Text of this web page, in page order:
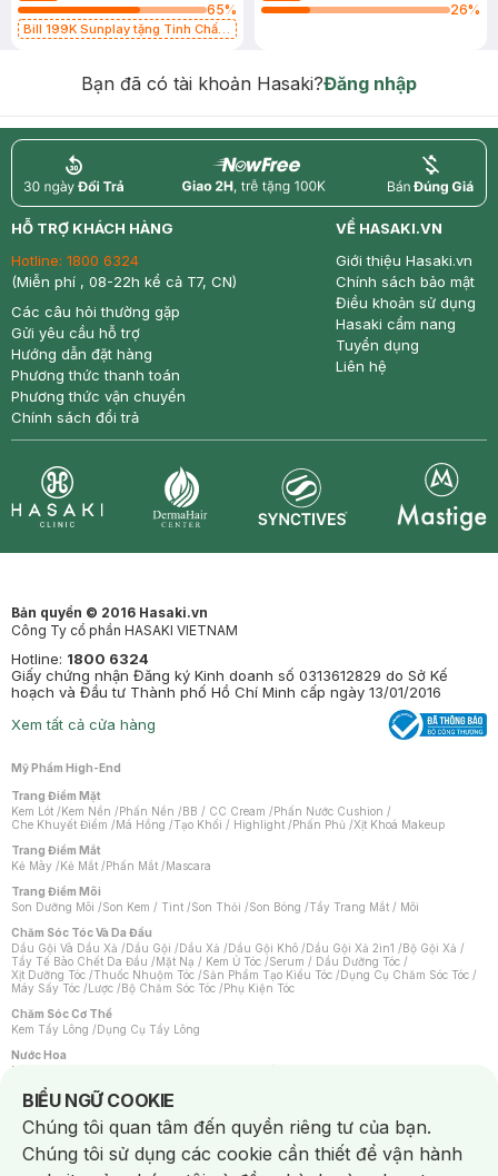
65%
Bill 199K Sunplay tặng Tinh Chất
26%
Bạn đã có tài khoản Hasaki?Đăng nhập
return nowfree price
HỖ TRỢ KHÁCH HÀNG
Hotline: 1800 6324
(Miễn phí , 08-22h kể cả T7, CN)
Các câu hỏi thường gặp
Gửi yêu cầu hỗ trợ
Hướng dẫn đặt hàng
Phương thức thanh toán
Phương thức vận chuyển
Chính sách đổi trả
VỀ HASAKI.VN
Giới thiệu Hasaki.vn
Chính sách bảo mật
Điều khoản sử dụng
Hasaki cẩm nang
Tuyển dụng
Liên hệ
Bản quyền © 2016 Hasaki.vn
Công Ty cổ phần HASAKI VIETNAM
Hotline: 1800 6324
Giấy chứng nhận Đăng ký Kinh doanh số 0313612829 do Sở Kế
hoạch và Đầu tư Thành phố Hồ Chí Minh cấp ngày 13/01/2016
Xem tất cả cửa hàng
Mỹ Phẩm High-End
Trang Điểm Mặt
Kem Lót /Kem Nền /Phấn Nền /BB / CC Cream /Phấn Nước Cushion /
Che Khuyết Điểm /Má Hồng /Tạo Khối / Highlight /Phấn Phủ /Xịt Khoá Makeup
Trang Điểm Mắt
Kẻ Mày /Kẻ Mắt /Phấn Mắt /Mascara
Trang Điểm Môi
Son Dưỡng Môi /Son Kem / Tint /Son Thỏi /Son Bóng /Tẩy Trang Mắt / Môi
Chăm Sóc Tóc Và Da Đầu
Dầu Gội Và Dầu Xả /Dầu Gội /Dầu Xả /Dầu Gội Khô /Dầu Gội Xả 2in1 /Bộ Gội Xả /
Tẩy Tế Bào Chết Da Đầu /Mặt Nạ / Kem Ủ Tóc /Serum / Dầu Dưỡng Tóc /
Xịt Dưỡng Tóc /Thuốc Nhuộm Tóc /Sản Phẩm Tạo Kiểu Tóc /Dụng Cụ Chăm Sóc Tóc /
Máy Sấy Tóc /Lược /Bộ Chăm Sóc Tóc /Phụ Kiện Tóc
Chăm Sóc Cơ Thể
Kem Tẩy Lông /Dụng Cụ Tẩy Lông
Nước Hoa
Nước Hoa Nữ
Chăm Sóc Cá Nhân
Chống Muỗi /Khẩu Trang /Máy Massage/Mặt Nạ Xông Hơi /Nước Rửa Tay/
Sản Phẩm Chăm Sóc Khác /Bàn Chải Đánh Răng /Bàn Chải Điện/
Hỗ Trợ Trắng Răng/Kem Đánh Răng /Máy Tăm Nước/ Nước Súc Miệng/
Tăm / Chỉ Nha Khoa/ Xịt Thơm Miệng / Dung Dịch Vệ Sinh/Dưỡng Vùng Kín/
BIỂU NGỮ COOKIE
Notice about cookies usage
Chúng tôi quan tâm đến quyền riêng tư của bạn.
Chúng tôi sử dụng các cookie cần thiết để vận hành